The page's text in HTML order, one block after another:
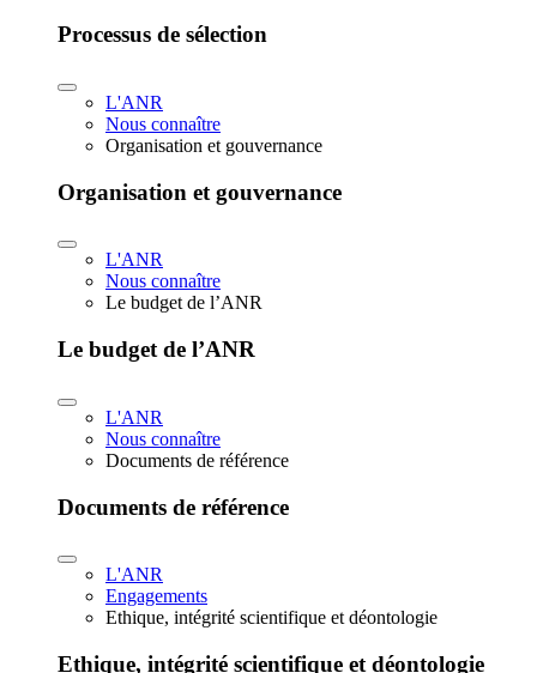
Processus de sélection
L'ANR
Nous connaître
Organisation et gouvernance
Organisation et gouvernance
L'ANR
Nous connaître
Le budget de l’ANR
Le budget de l’ANR
L'ANR
Nous connaître
Documents de référence
Documents de référence
L'ANR
Engagements
Ethique, intégrité scientifique et déontologie
Ethique, intégrité scientifique et déontologie